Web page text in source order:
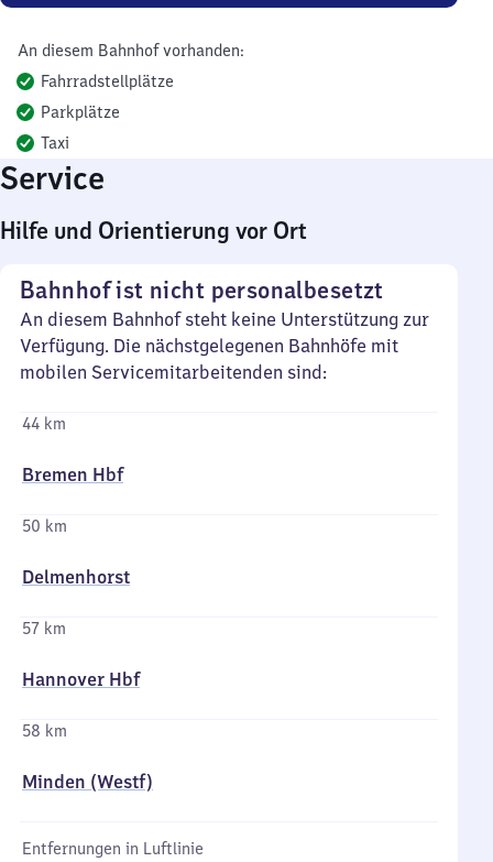
An diesem Bahnhof vorhanden:
Fahrradstellplätze
Parkplätze
Taxi
Service
Hilfe und Orientierung vor Ort
Bahnhof ist nicht personalbesetzt
An diesem Bahnhof steht keine Unterstützung zur
Verfügung. Die nächstgelegenen Bahnhöfe mit
mobilen Servicemitarbeitenden sind:
44 km
Bremen Hbf
50 km
Delmenhorst
57 km
Hannover Hbf
58 km
Minden (Westf)
Entfernungen in Luftlinie